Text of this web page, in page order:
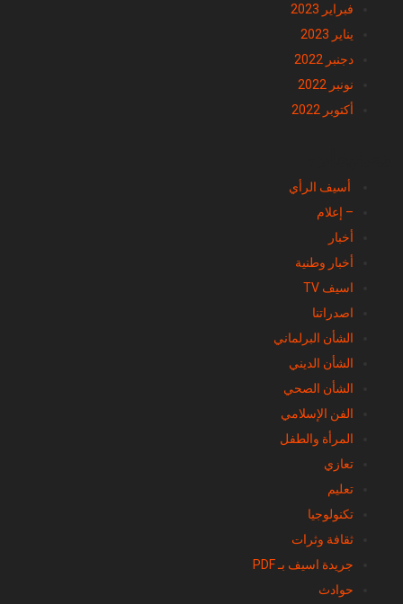
فبراير 2023
يناير 2023
دجنبر 2022
نونبر 2022
أكتوبر 2022
أسيف الرأي
– إعلام
أخبار
أخبار وطنية
اسيف TV
اصدراتنا
الشأن البرلماني
الشأن الديني
الشأن الصحي
الفن الإسلامي
المرأة والطفل
تعازي
تعليم
تكنولوجيا
ثقافة وثرات
جريدة اسيف بـ PDF
حوادث